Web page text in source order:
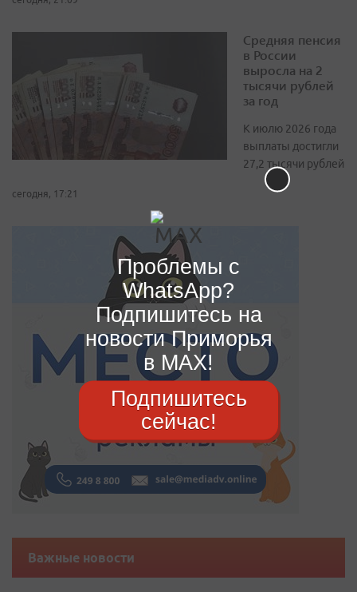
Средняя пенсия
в России
выросла на 2
тысячи рублей
за год
К июлю 2026 года
выплаты достигли
27,2 тысячи рублей
сегодня, 17:21
Важные новости
Проблемы с
WhatsApp?
Подпишитесь на
новости Приморья
в MAX!
Подпишитесь
сейчас!